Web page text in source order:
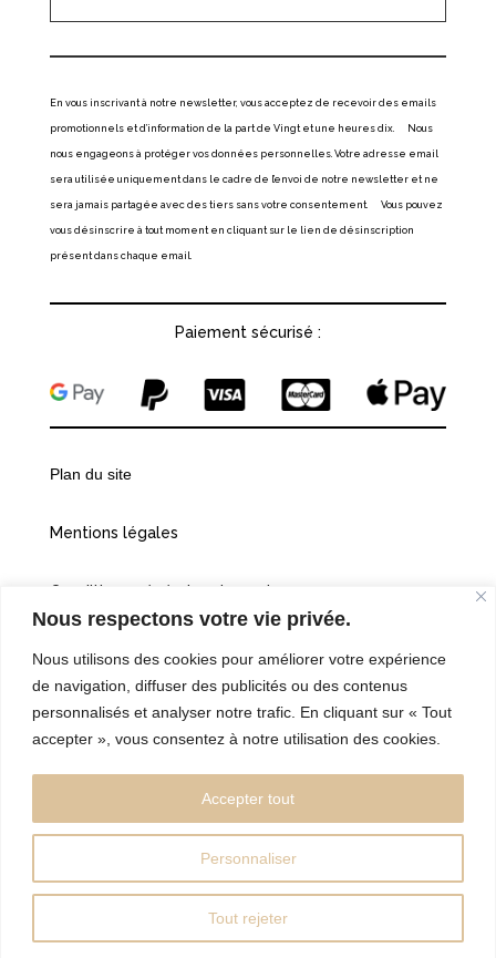
Nous respectons votre vie privée.
Nous utilisons des cookies pour améliorer votre expérience
de navigation, diffuser des publicités ou des contenus
personnalisés et analyser notre trafic. En cliquant sur « Tout
accepter », vous consentez à notre utilisation des cookies.
Personnaliser
Tout rejeter
Accepter tout
En vous inscrivant à notre newsletter, vous acceptez de recevoir des emails
promotionnels et d’information de la part de Vingt et une heures dix. Nous
nous engageons à protéger vos données personnelles. Votre adresse email
sera utilisée uniquement dans le cadre de l’envoi de notre newsletter et ne
sera jamais partagée avec des tiers sans votre consentement. Vous pouvez
vous désinscrire à tout moment en cliquant sur le lien de désinscription
présent dans chaque email.
Paiement sécurisé :
Plan du site
Mentions légales
Conditions générales de vente
Politiques de confidentialité
Cookies
Réalisé par l’Agence Web: